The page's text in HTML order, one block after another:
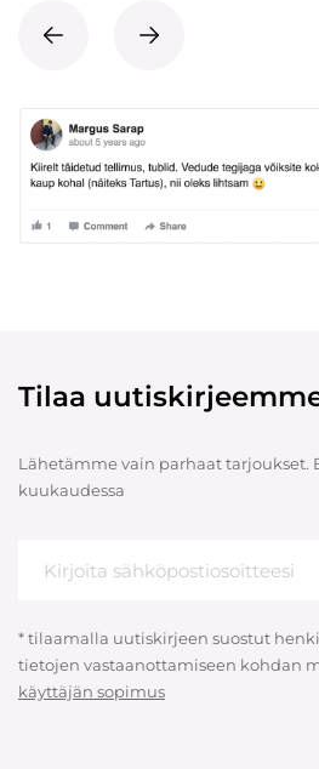
Tilaa
Lähetämme vain parhaat tarjoukset.
kuukaudessa
* tilaamalla uutiskirjeen suostut
tietojen vastaanottamiseen kohdan
käyttäjän sopimus